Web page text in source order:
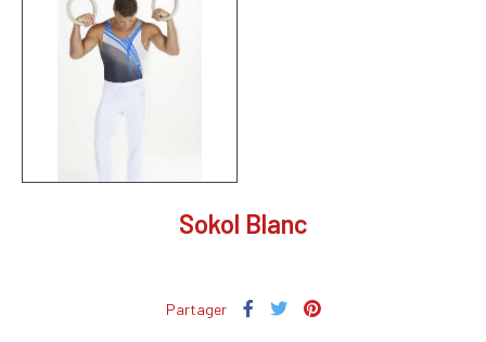
Sokol Blanc
Partager